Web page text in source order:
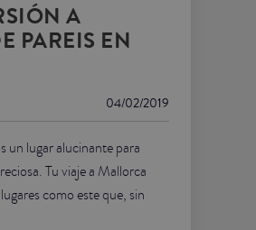
A
PAREIS EN
04/02/2019
un lugar alucinante para
Tu viaje a Mallorca
como este que, sin